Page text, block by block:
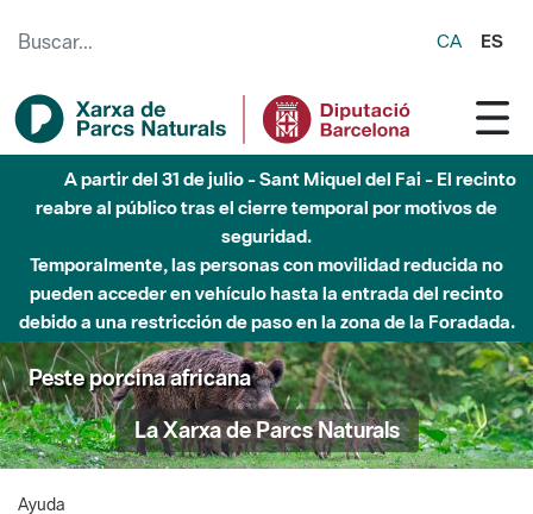
CA ES
A partir del 31 de julio - Sant Miquel del Fai - El recinto
reabre al público tras el cierre temporal por motivos de
seguridad.
Temporalmente, las personas con movilidad reducida no
pueden acceder en vehículo hasta la entrada del recinto
debido a una restricción de paso en la zona de la Foradada.
Peste porcina africana
La Xarxa de Parcs Naturals
Ayuda